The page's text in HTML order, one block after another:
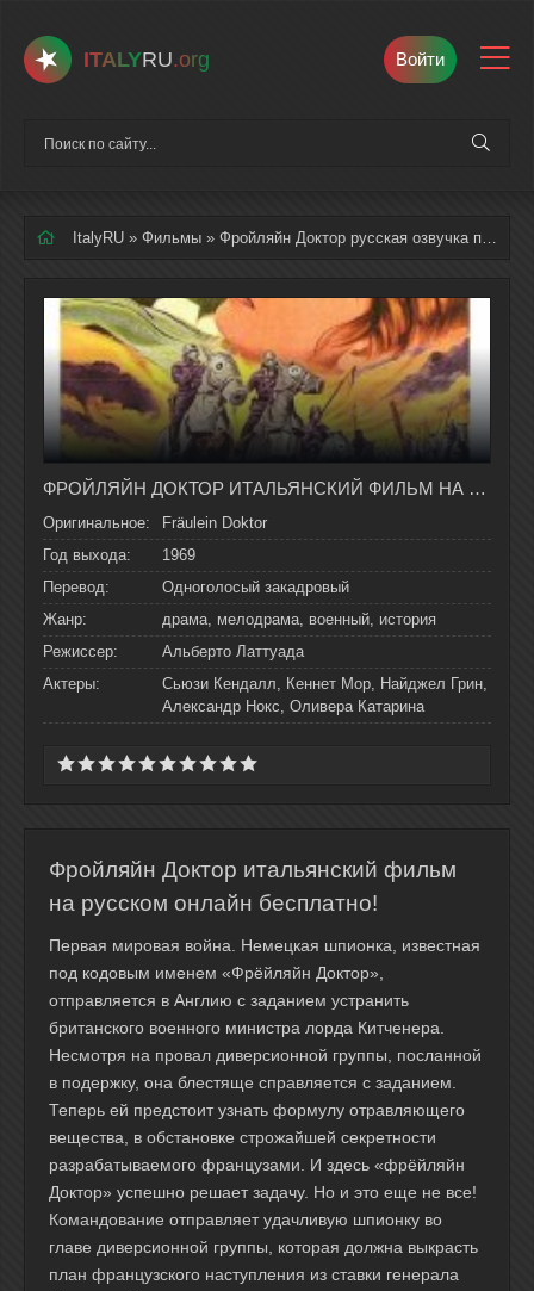
ITALYRU.org Войти
ItalyRU » Фильмы » Фройляйн Доктор русская озвучка полностью смотреть онлайн
ФРОЙЛЯЙН ДОКТОР ИТАЛЬЯНСКИЙ ФИЛЬМ НА РУССКОМ ЯЗЫКЕ В ХОРОШЕМ КАЧЕСТВЕ
Оригинальное:
Fräulein Doktor
Год выхода:
1969
Перевод:
Одноголосый закадровый
Жанр:
драма, мелодрама, военный, история
Режиссер:
Альберто Латтуада
Актеры:
Сьюзи Кендалл, Кеннет Мор, Найджел Грин,
Александр Нокс, Оливера Катарина
Фройляйн Доктор итальянский фильм
на русском онлайн бесплатно!
Первая мировая война. Немецкая шпионка, известная
под кодовым именем «Фрёйляйн Доктор»,
отправляется в Англию с заданием устранить
британского военного министра лорда Китченера.
Несмотря на провал диверсионной группы, посланной
в подержку, она блестяще справляется с заданием.
Теперь ей предстоит узнать формулу отравляющего
вещества, в обстановке строжайшей секретности
разрабатываемого французами. И здесь «фрёйляйн
Доктор» успешно решает задачу. Но и это еще не все!
Командование отправляет удачливую шпионку во
главе диверсионной группы, которая должна выкрасть
план французского наступления из ставки генерала